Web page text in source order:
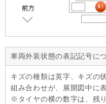
車両外装状態の表記記号に
キズの種類は英字、キズの
組み合わせが、展開図中に
タイヤの横の数字は、残